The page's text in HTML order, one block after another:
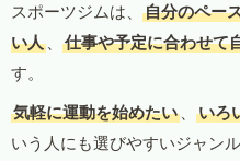
スポーツジムは、
自分のペー
い人 、 仕事や予定に合わせて
す。
気軽に運動を始めたい 、 いろ
いう人にも選びやすいジャンル